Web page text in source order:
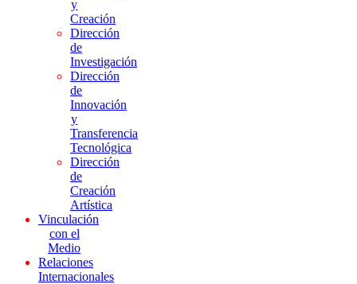
y
Creación
Dirección
de
Investigación
Dirección
de
Innovación
y
Transferencia
Tecnológica
Dirección
de
Creación
Artística
Vinculación
con el
Medio
Relaciones
Internacionales